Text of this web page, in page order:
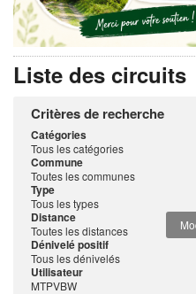
Liste des circuits
Critères de recherche
Catégories
Tous les catégories
Commune
Toutes les communes
Type
Tous les types
Distance
Toutes les distances
Dénivelé positif
Tous les dénivelés
Utilisateur
MTPVBW